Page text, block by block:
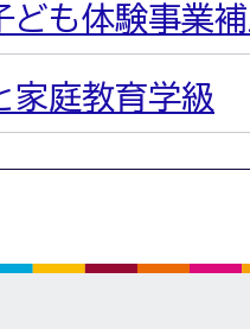
ども体験事業
家庭教育学級